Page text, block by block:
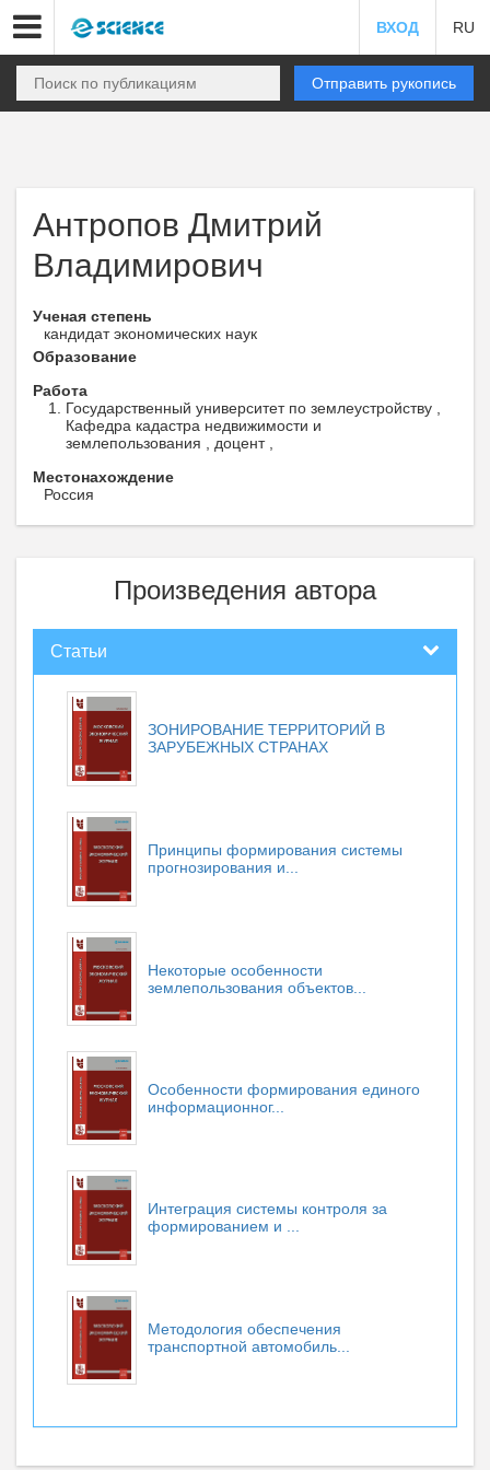
ВХОД RU
Отправить рукопись
Антропов Дмитрий
Владимирович
Ученая степень
кандидат экономических наук
Образование
Работа
Государственный университет по землеустройству ,
Кафедра кадастра недвижимости и
землепользования , доцент ,
Местонахождение
Россия
Произведения автора
Статьи
ЗОНИРОВАНИЕ ТЕРРИТОРИЙ В
ЗАРУБЕЖНЫХ СТРАНАХ
Принципы формирования системы
прогнозирования и...
Некоторые особенности
землепользования объектов...
Особенности формирования единого
информационног...
Интеграция системы контроля за
формированием и ...
Методология обеспечения
транспортной автомобиль...